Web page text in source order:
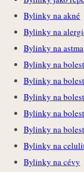
Bylinky na akné
Bylinky na
Bylinky na astma
Bylinky na
Bylinky na
Bylinky na
Bylinky na
Bylinky na
Bylinky na
Bylinky na cévy